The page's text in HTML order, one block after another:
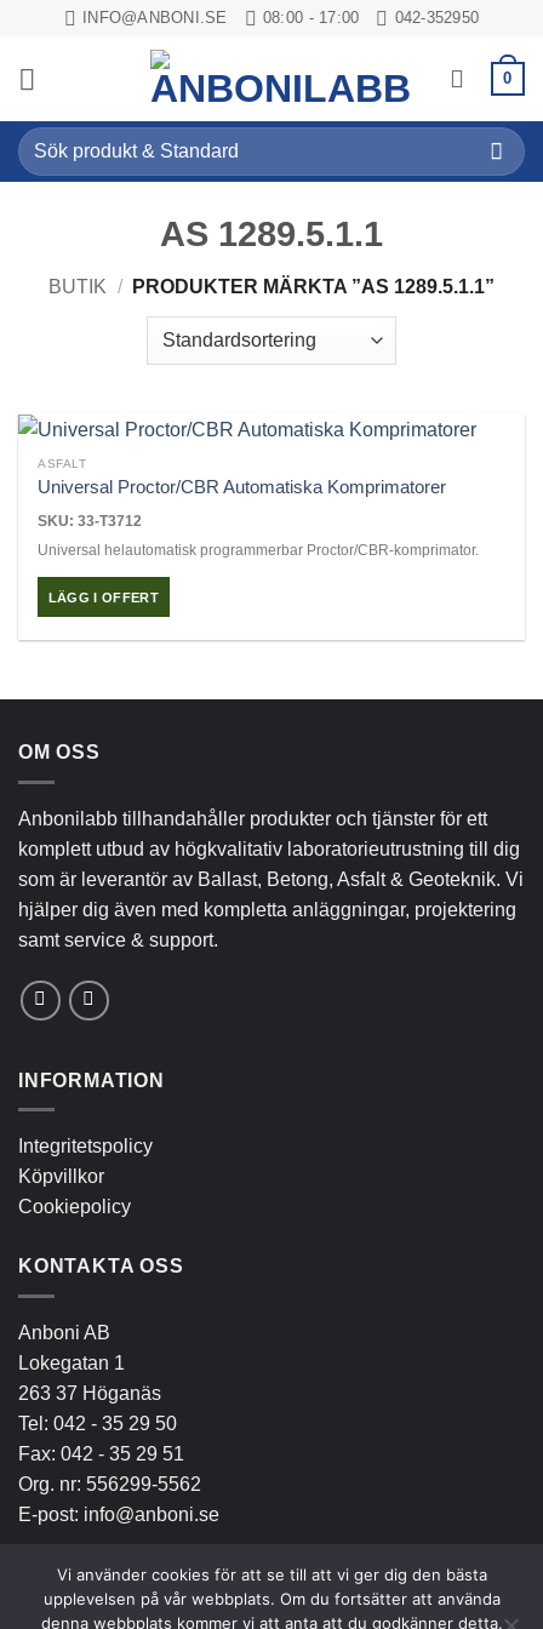
content
INFO@ANBONI.SE 08:00 - 17:00 042-352950
0
Sök
efter:
AS 1289.5.1.1
BUTIK / PRODUKTER MÄRKTA ”AS 1289.5.1.1”
ASFALT
Universal Proctor/CBR Automatiska Komprimatorer
SKU: 33-T3712
Universal helautomatisk programmerbar Proctor/CBR-komprimator.
LÄGG I OFFERT
OM OSS
Anbonilabb tillhandahåller produkter och tjänster för ett
komplett utbud av högkvalitativ laboratorieutrustning till dig
som är leverantör av Ballast, Betong, Asfalt & Geoteknik. Vi
hjälper dig även med kompletta anläggningar, projektering
samt service & support.
INFORMATION
Integritetspolicy
Köpvillkor
Cookiepolicy
KONTAKTA OSS
Anboni AB
Lokegatan 1
263 37 Höganäs
Tel: 042 - 35 29 50
Fax: 042 - 35 29 51
Org. nr: 556299-5562
E-post: info@anboni.se
Vi använder cookies för att se till att vi ger dig den bästa
upplevelsen på vår webbplats. Om du fortsätter att använda
denna webbplats kommer vi att anta att du godkänner detta.